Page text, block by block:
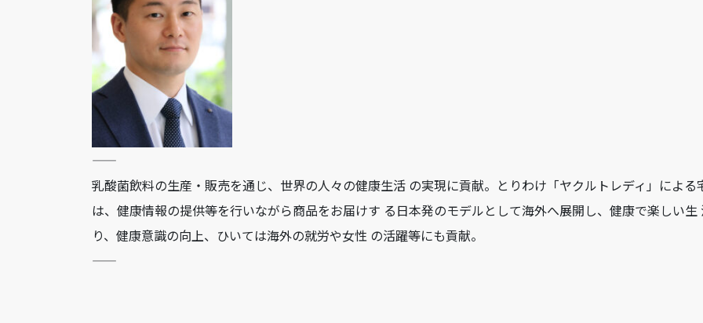
——
乳酸菌飲料の生産・販売を通じ、世界の人々の健康生活 の実現に貢献。とりわけ「ヤクルトレディ」による
は、健康情報の提供等を行いながら商品をお届けす る日本発のモデルとして海外へ展開し、健康で楽しい生
り、健康意識の向上、ひいては海外の就労や女性 の活躍等にも貢献。
——